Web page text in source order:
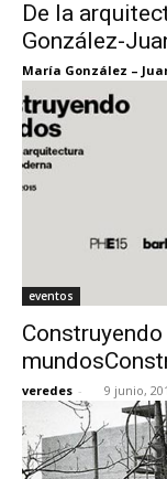
De la
González-
María González –
eventos
veredes - 9 junio,